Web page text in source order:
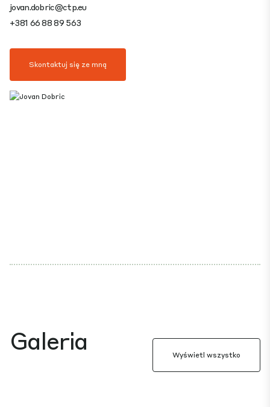
jovan.dobric@ctp.eu
+381 66 88 89 563
Skontaktuj się ze mną
Galeria Wyświetl wszystko